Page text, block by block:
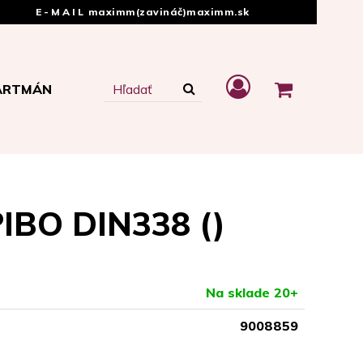
E-MAIL maximm(zavináč)maximm.sk
DIN338 ()
Na sklade 20+
9008859